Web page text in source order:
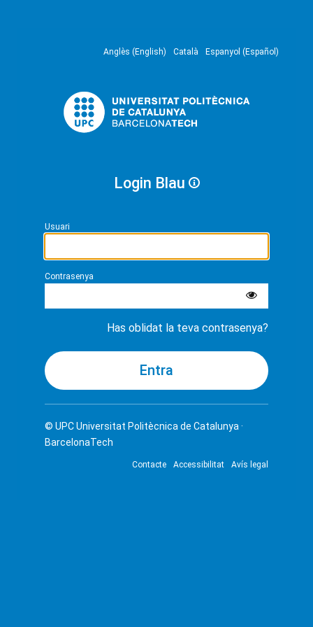
Anglès (English) Català Espanyol (Español)
Login Blau
Usuari
Contrasenya
Has oblidat la teva contrasenya?
© UPCUniversitat Politècnica de Catalunya ·
BarcelonaTech
Contacte Accessibilitat Avís legal